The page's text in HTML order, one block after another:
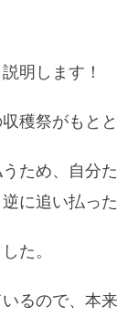
明します！
穫祭がもとと
ため、自分
に追い払っ
た。
るので、本